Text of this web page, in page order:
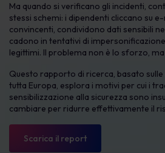
Ma quando si verificano gli incidenti,
stessi schemi: i dipendenti cliccano su
convincenti, condividono dati sensibili
cadono in tentativi di
legittimi. Il problema non è lo sforzo,
Questo rapporto di ricerca, basato
tutta Europa, esplora i motivi per cui i
sensibilizzazione alla sicurezza sono
cambiare per ridurre effettivamente il
Scarica il report